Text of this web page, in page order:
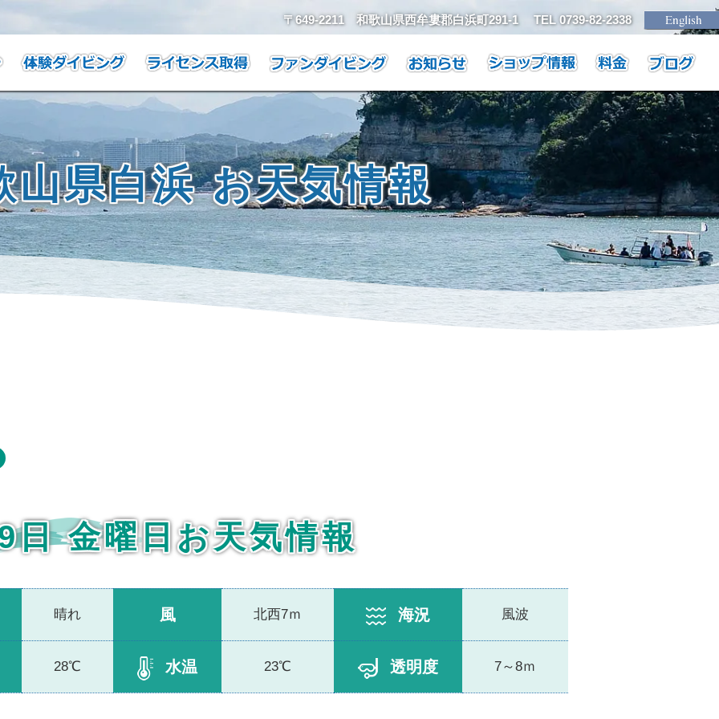
〒649-2211 和歌山県西牟婁郡白浜町291-1 TEL 0739-82-2338
山県白浜 お天気情報
日 金曜日お天気情報
晴れ 風 北西7ｍ 海況 風波
28℃ 水温 23℃ 透明度 7～8ｍ